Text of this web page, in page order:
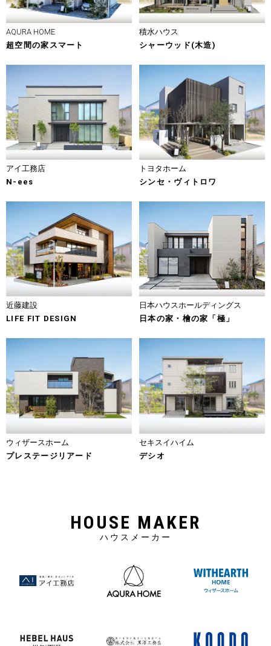
AQURA HOME
超空間の家スマート
積水ハウス
シャーウッド(木造)
アイ工務店
N-ees
トヨタホーム
シンセ・ヴィトロワ
近藤建設
LIFE FIT DESIGN
日本ハウスホールディングス
日本の家・檜の家「極」
ウィザースホーム
プレステージリアード
セキスイハイム
デシオ
HOUSE MAKER
ハウスメーカー